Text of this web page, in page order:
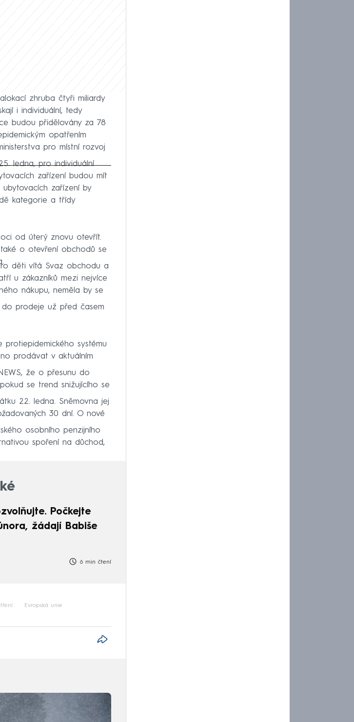
zhruba čtyři miliardy
i individuální, tedy
budou přidělovány za 78
opatřením
pro místní rozvoj
ledna, pro individuální
zařízení budou mít
zařízení by
kategorie a třídy
od úterý znovu otevřít.
také o otevření obchodů se
děti vítá Svaz obchodu a
u zákazníků mezi nejvíce
nákupu, neměla by se
prodeje už před časem
systému
prodávat v aktuálním
že o přesunu do
se trend snižujícího se
22. ledna. Sněmovna jej
30 dní. O nové
osobního penzijního
spoření na důchod,
Počkejte
žádají Babiše
6 min čtení
Evropská unie